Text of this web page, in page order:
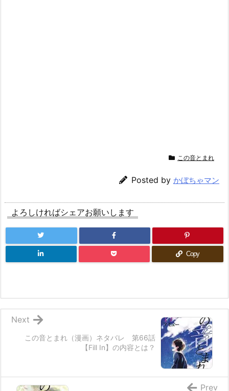
この音とまれ
Posted by かぼちゃマン
よろしければシェアお願いします
Copy
この音とまれ（漫画）ネタバレ 第66話
【Fill In】の内容とは？
Next
Prev